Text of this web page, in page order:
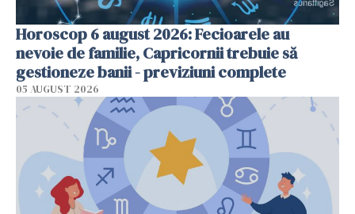
Horoscop 6 august 2026: Fecioarele au
nevoie de familie, Capricornii trebuie să
gestioneze banii - previziuni complete
05 AUGUST 2026